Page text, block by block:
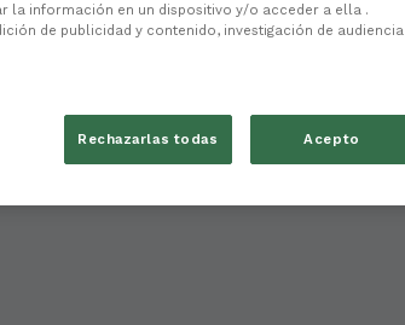
la información en un dispositivo y/o acceder a ella .
de publicidad y contenido, investigación de audiencia
Rechazarlas todas Acepto